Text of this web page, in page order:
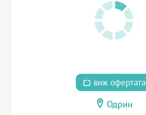
виж офертата
Одрин